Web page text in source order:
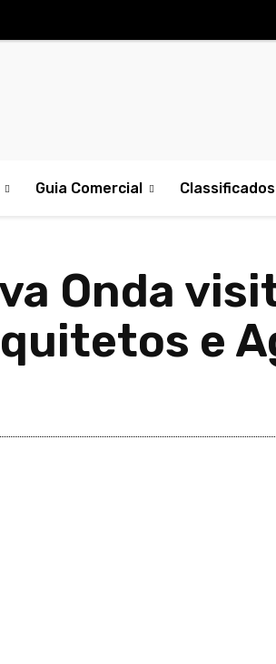
Guia Comercial Classificados
Onda
e